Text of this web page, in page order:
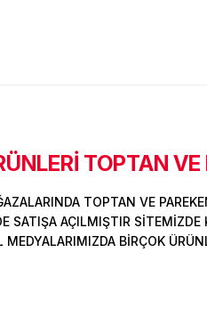
siz yapın!
Yaz
soru sorulmamış.
Sor
siz yapın!
Paylaş
TOPTAN
TOPTAN VE
AÇILMIŞTIR
BİRÇOK